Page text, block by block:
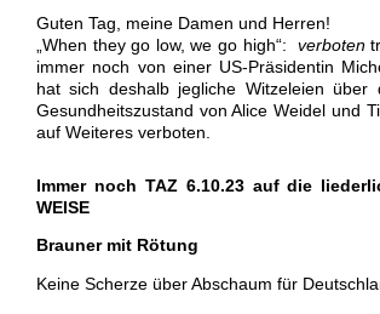
Guten Tag,
meine Damen und Herren!
„When they go low, we go high“: verboten
immer noch von einer US-Präsidentin
hat sich deshalb jegliche Witzeleien über
Gesundheitszustand von Alice Weidel und
auf Weiteres verboten.
Immer noch TAZ 6.10.23 auf die
WEISE
Brauner mit Rötung
Keine Scherze über Abschaum für